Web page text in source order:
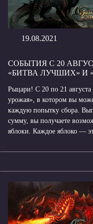
19.08.2021
СОБЫТИЯ С 20
«БИТВА ЛУЧШИХ» И
Рыцари! С 20 по 21
урожая», в котором вы
каждую попытку сбора.
сумму, вы получаете
яблоки. Каждое яблоко —